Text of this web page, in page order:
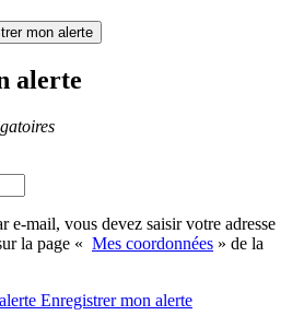
mon alerte
alerte
e-mail, vous devez saisir votre adresse
la page « Mes coordonnées » de la
Enregistrermon alerte